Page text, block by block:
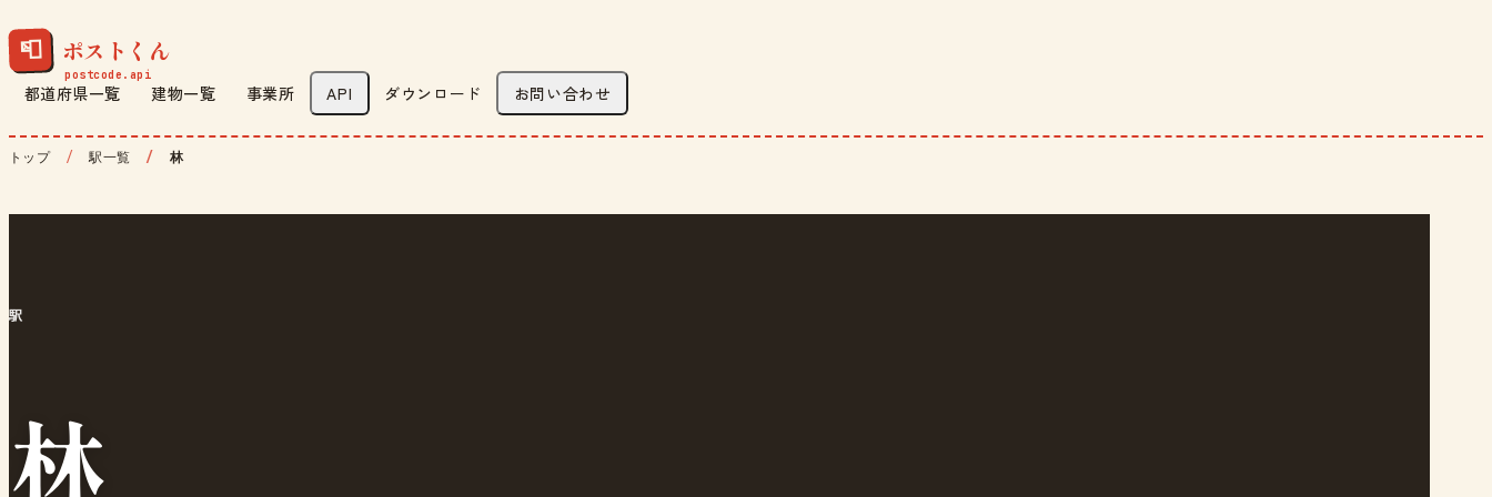
📮 ポストくん
都道府県一覧 建物一覧 事業所 API ダウンロード お問い合わせ
トップ 駅一覧 林
駅
林